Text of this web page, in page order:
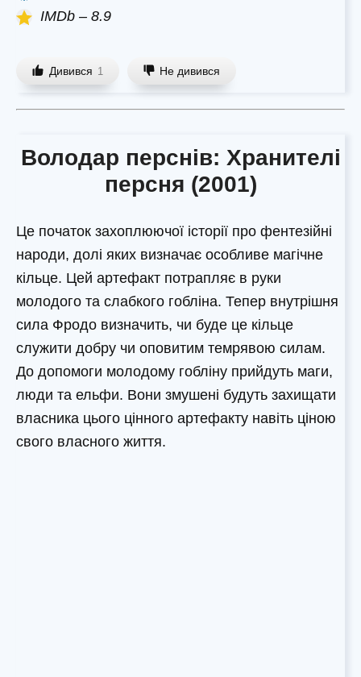
IMDb – 8.9
Дивився 1 Не дивився
Володар перснів: Хранителі
персня (2001)
Це початок захоплюючої історії про фентезійні
народи, долі яких визначає особливе магічне
кільце. Цей артефакт потрапляє в руки
молодого та слабкого гобліна. Тепер внутрішня
сила Фродо визначить, чи буде це кільце
служити добру чи оповитим темрявою силам.
До допомоги молодому гобліну прийдуть маги,
люди та ельфи. Вони змушені будуть захищати
власника цього цінного артефакту навіть ціною
свого власного життя.